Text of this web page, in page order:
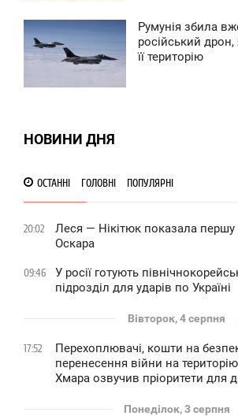
Румунія збила
російський
її територію
НОВИНИ ДНЯ
ОСТАННІ ГОЛОВНІ ПОПУЛЯРНІ
20:02
Леся — Нікітюк показала
Оскара
09:46
У росії готують
підрозділ для ударів по Україні
Вівторок, 4 серпня
17:52
Перехоплювачі, кошти на
перенесення війни на територію
Хмара озвучив пріоритети для
Понеділок, 3 серпня